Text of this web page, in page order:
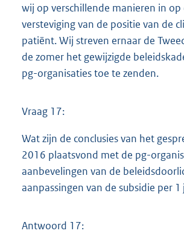
wij op verschillende manieren in op
versteviging van de positie van de
patiënt. Wij streven ernaar de
de zomer het gewijzigde
pg-organisaties toe te zenden.
Vraag 17:
Wat zijn de conclusies van het
2016 plaatsvond met de pg-
aanbevelingen van de
aanpassingen van de subsidie per
Antwoord 17: